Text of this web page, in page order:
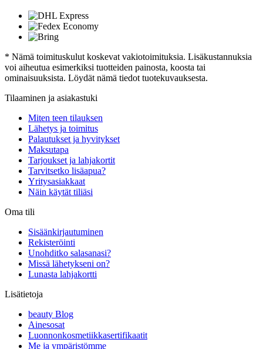
* Nämä toimituskulut koskevat vakiotoimituksia. Lisäkustannuksia
voi aiheutua esimerkiksi tuotteiden painosta, koosta tai
ominaisuuksista. Löydät nämä tiedot tuotekuvauksesta.
Tilaaminen ja asiakastuki
Miten teen tilauksen
Lähetys ja toimitus
Palautukset ja hyvitykset
Maksutapa
Tarjoukset ja lahjakortit
Tarvitsetko lisäapua?
Yritysasiakkaat
Näin käytät tiliäsi
Oma tili
Sisäänkirjautuminen
Rekisteröinti
Unohditko salasanasi?
Missä lähetykseni on?
Lunasta lahjakortti
Lisätietoja
beauty Blog
Ainesosat
Luonnonkosmetiikkasertifikaatit
Me ja ympäristömme